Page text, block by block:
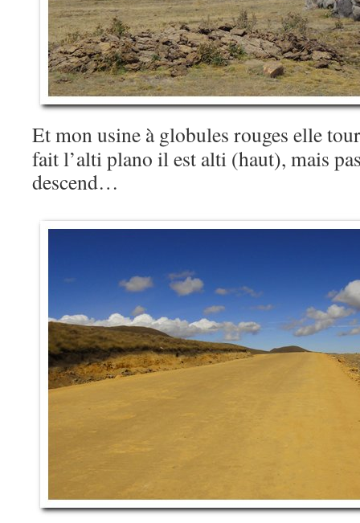
Et mon usine à globules rouges elle
fait l’alti plano il est alti (haut), mais
descend…